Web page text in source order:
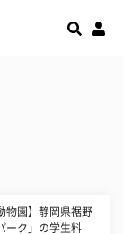
物園】静岡県裾野
ーク」の学生料